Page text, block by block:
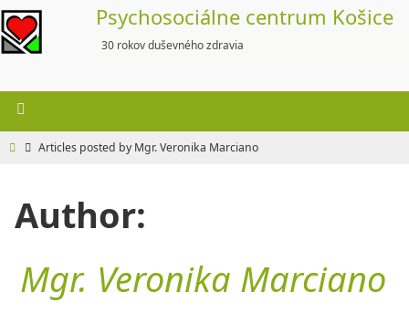
Skip
to
content
Psychosociálne centrum Košice
30 rokov duševného zdravia
HomeArticles posted by Mgr. Veronika Marciano
Author:
Mgr. Veronika Marciano